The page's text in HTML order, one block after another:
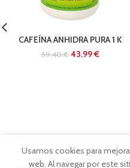
CAFEÍNA ANHIDRA PURA 1 K
59,40€ 43,99€
Usamos cookies para
web. Al navegar por este